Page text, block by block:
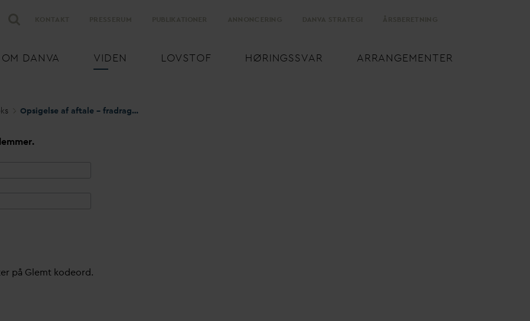
OM DANVA VIDEN LOVSTOF HØRINGSSVAR ARRANGEMENTER
Opsigelse af aftale – fradrag i
på Glemt kodeord.